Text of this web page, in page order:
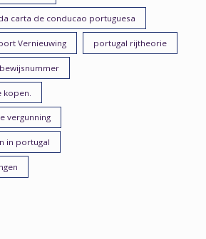
carta de conducao portuguesa
Vernieuwing portugal rijtheorie
vergunning
in portugal